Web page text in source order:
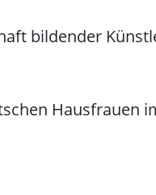
bildender
Hausfrauen